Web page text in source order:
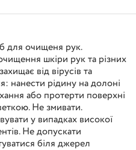
для очищеня рук.
шкіри рук та різних
від вірусів та
нанести рідину на долоні
або протерти поверхні
Не змивати.
у випадках високої
Не допускати
біля джерел